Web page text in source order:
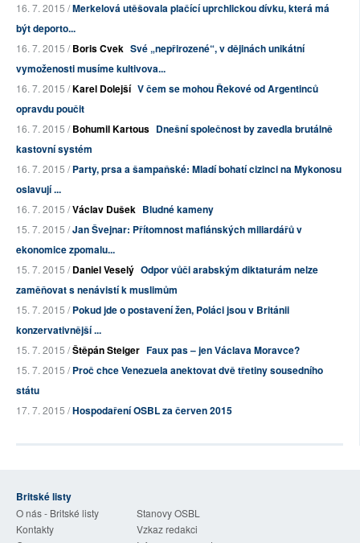
16. 7. 2015 /Merkelová utěšovala plačící uprchlickou dívku, která má
být deporto...
16. 7. 2015 /Boris Cvek Své „nepřirozené“, v dějinách unikátní
vymoženosti musíme kultivova...
16. 7. 2015 /Karel Dolejší V čem se mohou Řekové od Argentinců
opravdu poučit
16. 7. 2015 /Bohumil Kartous Dnešní společnost by zavedla brutálně
kastovní systém
16. 7. 2015 /Party, prsa a šampaňské: Mladí bohatí cizinci na Mykonosu
oslavují ...
16. 7. 2015 /Václav Dušek Bludné kameny
15. 7. 2015 /Jan Švejnar: Přítomnost mafiánských miliardářů v
ekonomice zpomalu...
15. 7. 2015 /Daniel Veselý Odpor vůči arabským diktaturám nelze
zaměňovat s nenávistí k muslimům
15. 7. 2015 /Pokud jde o postavení žen, Poláci jsou v Británii
konzervativnější ...
15. 7. 2015 /Štěpán Steiger Faux pas – jen Václava Moravce?
15. 7. 2015 /Proč chce Venezuela anektovat dvě třetiny sousedního
státu
17. 7. 2015 /Hospodaření OSBL za červen 2015
Britské listy
O nás - Britské listy
Stanovy OSBL
Kontakty
Vzkaz redakci